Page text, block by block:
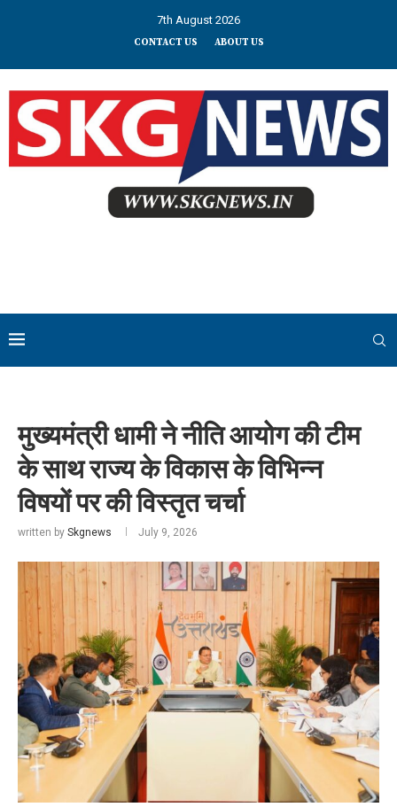
7th August 2026
CONTACT US ABOUT US
मुख्यमंत्री धामी ने नीति आयोग की टीम
के साथ राज्य के विकास के विभिन्न
विषयों पर की विस्तृत चर्चा
written by Skgnews July 9, 2026